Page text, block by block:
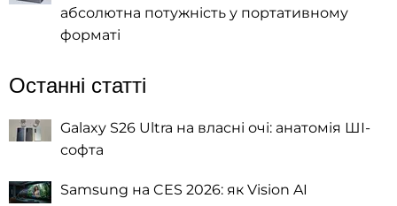
абсолютна потужність у портативному
форматі
Останні статті
Galaxy S26 Ultra на власні очі: анатомія ШІ-
софта
Samsung на CES 2026: як Vision AI